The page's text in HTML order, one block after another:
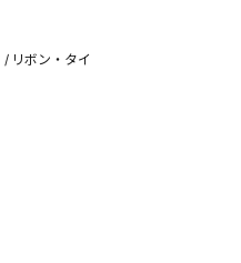
リボン・タイ